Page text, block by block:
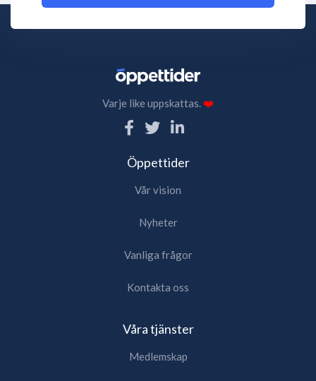
Varje like uppskattas.❤️
Öppettider
Vår vision
Nyheter
Vanliga frågor
Kontakta oss
Våra tjänster
Medlemskap